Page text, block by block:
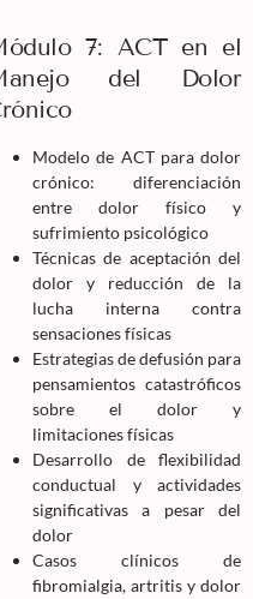
7: ACT en el
del Dolor
Modelo de ACT para dolor
crónico: diferenciación
entre dolor físico y
sufrimiento psicológico
Técnicas de aceptación del
dolor y reducción de la
lucha interna contra
sensaciones físicas
Estrategias de defusión para
pensamientos catastróficos
sobre el dolor y
limitaciones físicas
Desarrollo de flexibilidad
conductual y actividades
significativas a pesar del
dolor
Casos clínicos de
fibromialgia, artritis y dolor